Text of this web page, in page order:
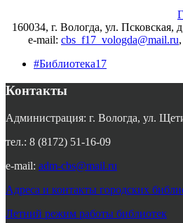
160034, г. Вологда, ул. Псковская,
e-mail: cbs_f17_vologda@mail.ru
#Библиотека17
Контакты
Администрация: г. Вологда, ул.
тел.: 8 (8172) 51-16-09
e-mail: adm-cbs@mail.ru
Адреса и контакты городских
Летний режим работы библиотек